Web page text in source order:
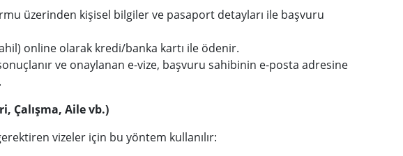
üzerinden kişisel bilgiler ve pasaport detayları ile başvuru
online olarak kredi/banka kartı ile ödenir.
ve onaylanan e-vize, başvuru sahibinin e-posta adresine
Çalışma, Aile vb.)
vizeler için bu yöntem kullanılır: